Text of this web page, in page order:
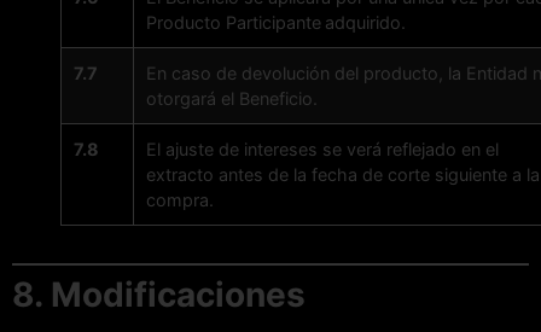
Producto Participante adquirido.
7.7
En caso de devolución del producto, la Entidad
otorgará el Beneficio.
7.8
El ajuste de intereses se verá reflejado en el
extracto antes de la fecha de corte siguiente a la
compra.
8. Modificaciones